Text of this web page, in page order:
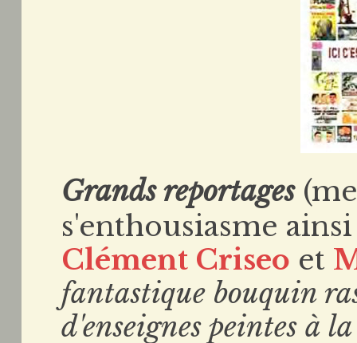
Grands reportages
s'enthousiasme
Clément Criseo et
fantastique bouquin
d'enseignes peintes à